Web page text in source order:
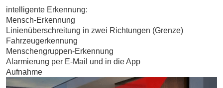
intelligente Erkennung:
Mensch-Erkennung
Linienüberschreitung in zwei Richtungen (Grenze)
Fahrzeugerkennung
Menschengruppen-Erkennung
Alarmierung per E-Mail und in die App
Aufnahme